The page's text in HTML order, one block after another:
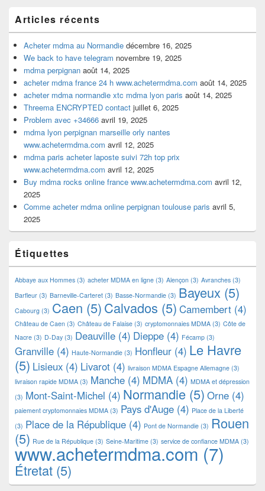
Articles récents
Acheter mdma au Normandie décembre 16, 2025
We back to have telegram novembre 19, 2025
mdma perpignan août 14, 2025
acheter mdma france 24 h www.achetermdma.com août 14, 2025
acheter mdma normandie xtc mdma lyon paris août 14, 2025
Threema ENCRYPTED contact juillet 6, 2025
Problem avec +34666 avril 19, 2025
mdma lyon perpignan marseille orly nantes
www.achetermdma.com avril 12, 2025
mdma paris acheter laposte suivi 72h top prix
www.achetermdma.com avril 12, 2025
Buy mdma rocks online france www.achetermdma.com avril 12,
2025
Comme acheter mdma online perpignan toulouse paris avril 5,
2025
Étiquettes
Abbaye aux Hommes (3) acheter MDMA en ligne (3) Alençon (3) Avranches (3)
Barfleur (3) Barneville-Carteret (3) Basse-Normandie (3) Bayeux (5)
Cabourg (3) Caen (5)Calvados (5) Camembert (4)
Château de Caen (3) Château de Falaise (3) cryptomonnaies MDMA (3) Côte de
Nacre (3) D-Day (3) Deauville (4) Dieppe (4) Fécamp (3)
Granville (4) Haute-Normandie (3) Honfleur (4) Le Havre
(5) Lisieux (4) Livarot (4) livraison MDMA Espagne Allemagne (3)
livraison rapide MDMA (3) Manche (4) MDMA (4) MDMA et dépression
(3) Mont-Saint-Michel (4) Normandie (5) Orne (4)
paiement cryptomonnaies MDMA (3) Pays d'Auge (4) Place de la Liberté
(3) Place de la République (4) Pont de Normandie (3) Rouen
(5) Rue de la République (3) Seine-Maritime (3) service de confiance MDMA (3)
www.achetermdma.com (7)
Étretat (5)